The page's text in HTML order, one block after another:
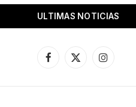
ULTIMAS NOTICIAS
Facebook
X
Instagram